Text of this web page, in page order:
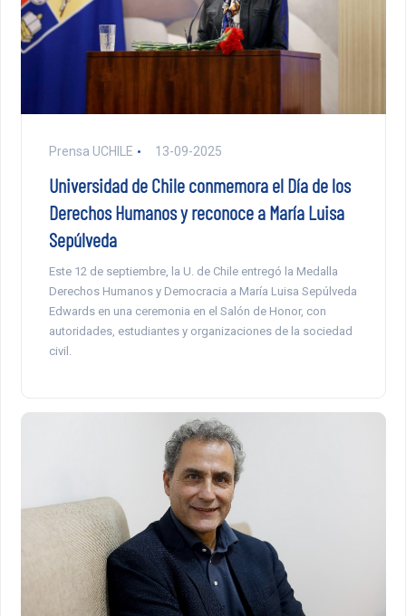
Prensa UCHILE 13-09-2025
Universidad de Chile conmemora el Día de los
Derechos Humanos y reconoce a María Luisa
Sepúlveda
Este 12 de septiembre, la U. de Chile entregó la Medalla
Derechos Humanos y Democracia a María Luisa Sepúlveda
Edwards en una ceremonia en el Salón de Honor, con
autoridades, estudiantes y organizaciones de la sociedad
civil.